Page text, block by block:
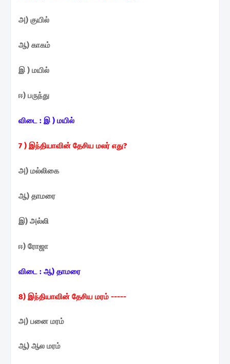
அ) குயில்
ஆ) காகம்
இ ) மயில்
ஈ) பருந்து
விடை : இ ) மயில்
7 ) இந்தியாவின் தேசிய மலர் எது?
அ) மல்லிகை
ஆ) தாமரை
இ) அல்லி
ஈ) ரோஜா
விடை : ஆ) தாமரை
8) இந்தியாவின் தேசிய மரம் -----
அ) பனை மரம்
ஆ) ஆல மரம்